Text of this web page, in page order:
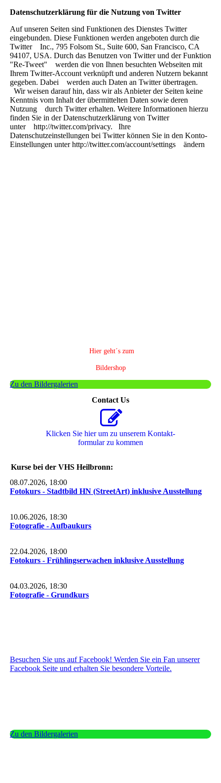
Datenschutzerklärung für die Nutzung von Twitter
Auf unseren Seiten sind Funktionen des Dienstes Twitter
eingebunden. Diese Funktionen werden angeboten durch die
Twitter Inc., 795 Folsom St., Suite 600, San Francisco, CA
94107, USA. Durch das Benutzen von Twitter und der Funktion
"Re-Tweet" werden die von Ihnen besuchten Webseiten mit
Ihrem Twitter-Account verknüpft und anderen Nutzern bekannt
gegeben. Dabei werden auch Daten an Twitter übertragen.
Wir weisen darauf hin, dass wir als Anbieter der Seiten keine
Kenntnis vom Inhalt der übermittelten Daten sowie deren
Nutzung durch Twitter erhalten. Weitere Informationen hierzu
finden Sie in der Datenschutzerklärung von Twitter
unter http://twitter.com/privacy. Ihre
Datenschutzeinstellungen bei Twitter können Sie in den Konto-
Einstellungen unter http://twitter.com/account/settings ändern
Hier geht´s zum
Bildershop
Zu den Bildergalerien
Contact Us
Klicken Sie hier um zu unserem Kon­takt­
for­mu­lar zu kommen
Kurse bei der VHS Heilbronn:
08.07.2026, 18:00
Fotokurs - Stadtbild HN (StreetArt) inklusive Ausstellung
10.06.2026, 18:30
Fotografie - Aufbaukurs
22.04.2026, 18:00
Fotokurs - Frühlingserwachen inklusive Ausstellung
04.03.2026, 18:30
Fotografie - Grundkurs
Besuchen Sie uns auf Facebook! Werden Sie ein Fan unserer
Facebook Seite und erhalten Sie besondere Vorteile.
Zu den Bildergalerien